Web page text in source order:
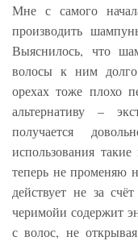
Мне с самого
производить
Выяснилось, что
волосы к ним
орехах тоже плохо
альтернативу –
получается
использования
теперь не променяю
действует не за
черимойи содержит
с волос, не